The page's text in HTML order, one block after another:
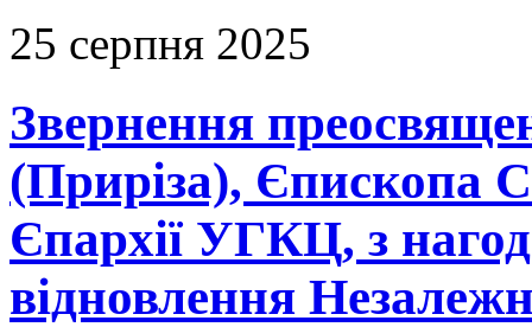
25 серпня 2025
Звернення
(Приріза), Єпископа
Єпархії УГКЦ, з
відновлення